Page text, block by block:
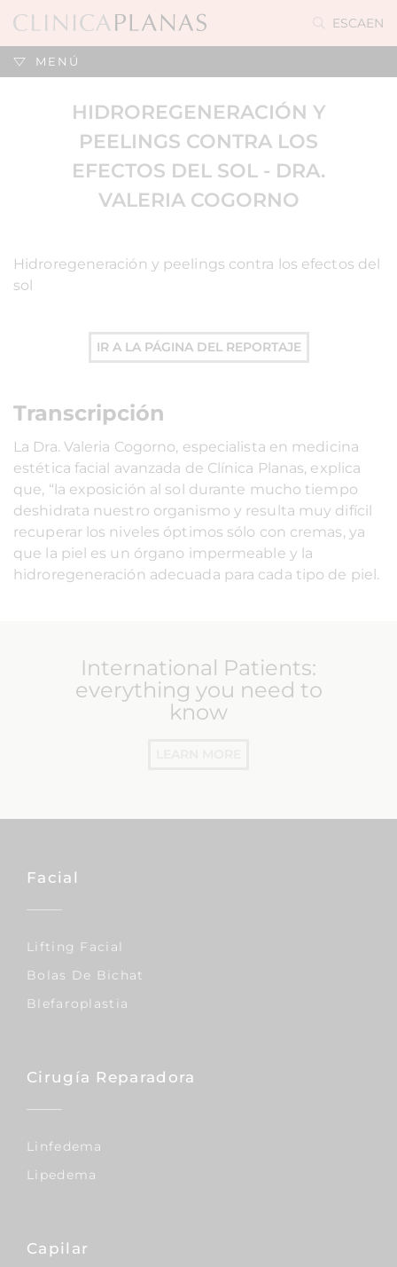
ESCAEN
MENÚ
HIDROREGENERACIÓN Y
PEELINGS CONTRA LOS
EFECTOS DEL SOL - DRA.
VALERIA COGORNO
Hidroregeneración y peelings contra los efectos del
sol
IR A LA PÁGINA DEL REPORTAJE
Transcripción
La Dra. Valeria Cogorno, especialista en medicina
estética facial avanzada de Clínica Planas, explica
que, “la exposición al sol durante mucho tiempo
deshidrata nuestro organismo y resulta muy difícil
recuperar los niveles óptimos sólo con cremas, ya
que la piel es un órgano impermeable y la
hidroregeneración adecuada para cada tipo de piel.
International Patients:
everything you need to
know
Facial
Lifting Facial
Bolas De Bichat
Blefaroplastia
Cirugía Reparadora
Linfedema
Lipedema
Capilar